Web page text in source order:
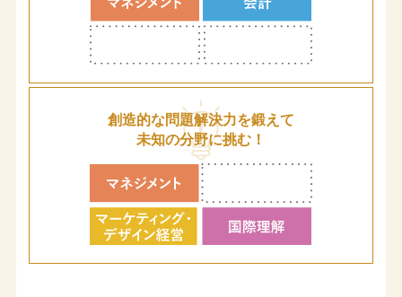
創造的な問題解決力を鍛えて
未知の分野に挑む！